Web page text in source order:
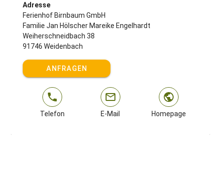
Adresse
Ferienhof Birnbaum GmbH
Familie Jan Hölscher Mareike Engelhardt
Weiherschneidbach 38
91746 Weidenbach
ANFRAGEN
Telefon E-Mail Homepage